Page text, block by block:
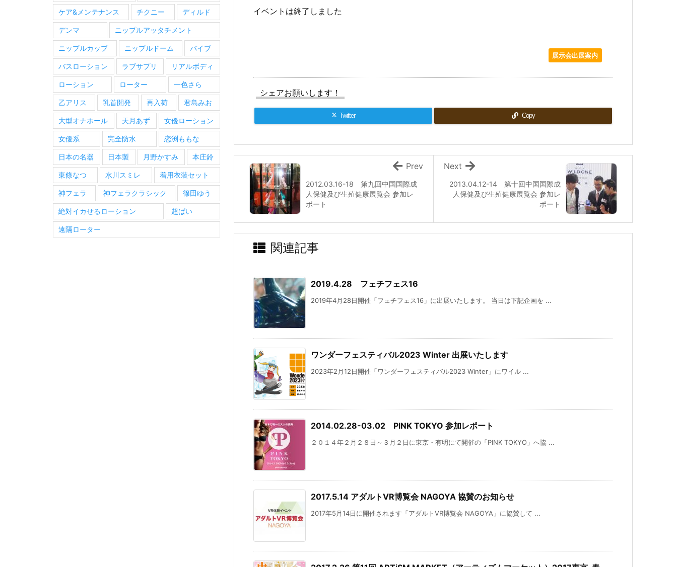
イベントは終了しました
展示会出展案内
シェアお願いします！
Twitter Copy
2013.04.12-14 第十回中国国際成
人保健及び生殖健康展覧会 参加レ
ポート
Next
2012.03.16-18 第九回中国国際成
人保健及び生殖健康展覧会 参加レ
ポート
Prev
関連記事
2019.4.28 フェチフェス16
2019年4月28日開催「フェチフェス16」に出展いたします。 当日は下記企画を ...
ワンダーフェスティバル2023 Winter 出展いたします
2023年2月12日開催「ワンダーフェスティバル2023 Winter」にワイル ...
2014.02.28-03.02 PINK TOKYO 参加レポート
２０１４年２月２８日～３月２日に東京・有明にて開催の「PINK TOKYO」へ協 ...
2017.5.14 アダルトVR博覧会 NAGOYA 協賛のお知らせ
2017年5月14日に開催されます「アダルトVR博覧会 NAGOYA」に協賛して ...
ケア&メンテナンス チクニー ディルド
デンマ ニップルアッタチメント
ニップルカップ ニップルドーム バイブ
バスローション ラブサプリ リアルボディ
ローション ローター 一色さら
乙アリス 乳首開発 再入荷 君島みお
大型オナホール 天月あず 女優ローション
女優系 完全防水 恋渕ももな
日本の名器 日本製 月野かすみ 本庄鈴
東條なつ 水川スミレ 着用衣装セット
神フェラ 神フェラクラシック 篠田ゆう
絶対イカせるローション 超ぱい
遠隔ローター